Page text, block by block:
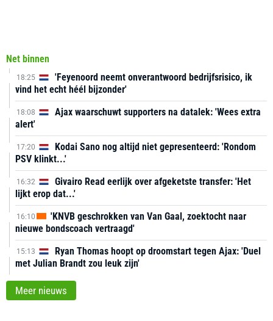
Net binnen
18:25
'Feyenoord neemt onverantwoord bedrijfsrisico, ik
vind het echt héél bijzonder'
18:08
Ajax waarschuwt supporters na datalek: 'Wees extra
alert'
17:20
Kodai Sano nog altijd niet gepresenteerd: 'Rondom
PSV klinkt...'
16:32
Givairo Read eerlijk over afgeketste transfer: 'Het
lijkt erop dat...'
16:10
'KNVB geschrokken van Van Gaal, zoektocht naar
nieuwe bondscoach vertraagd'
15:13
Ryan Thomas hoopt op droomstart tegen Ajax: 'Duel
met Julian Brandt zou leuk zijn'
Meer nieuws